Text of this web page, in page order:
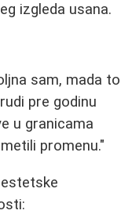
izgleda usana.
sam, mada to
pre godinu
u granicama
promenu."